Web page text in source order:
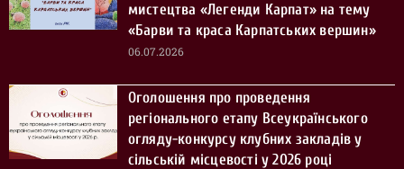
мистецтва «Легенди Карпат» на тему
«Барви та краса Карпатських вершин»
06.07.2026
Оголошення про проведення
регіонального етапу Всеукраїнського
огляду-конкурсу клубних закладів у
сільській місцевості у 2026 році